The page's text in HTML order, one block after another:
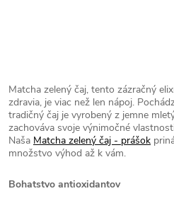
Matcha zelený čaj, tento zázračný
zdravia, je viac než len nápoj.
tradičný čaj je vyrobený z jemne
zachováva svoje výnimočné
Naša Matcha zelený čaj - prášok
množstvo výhod až k vám.
Bohatstvo antioxidantov